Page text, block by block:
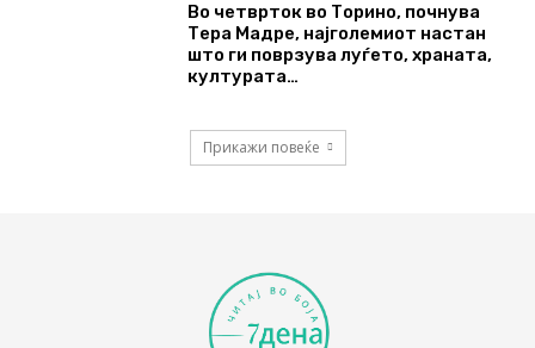
Во четврток во Торино, почнува
Тера Мадре, најголемиот настан
што ги поврзува луѓето, храната,
културата…
Прикажи повеќе